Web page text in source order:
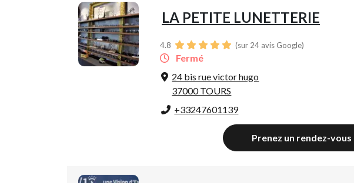
LA PETITE LUNETTERIE
4.8 (sur 24 avis Google)
Fermé
24 bis rue victor hugo
37000 TOURS
+33247601139
Prenez un rendez-vous